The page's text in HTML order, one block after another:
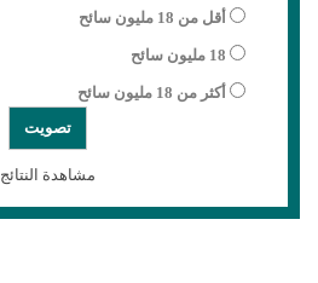
أقل من 18 مليون سائح
18 مليون سائح
أكثر من 18 مليون سائح
مشاهدة النتائج